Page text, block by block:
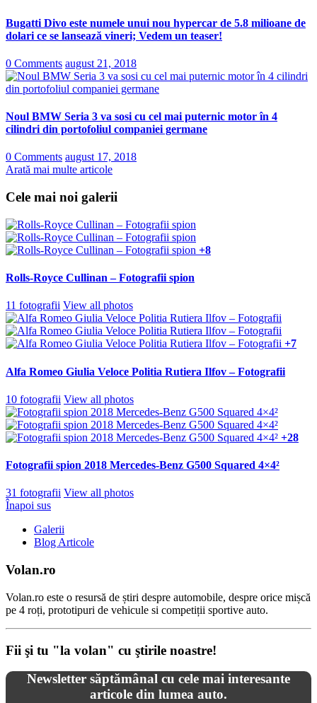
Bugatti Divo este numele unui nou hypercar de 5.8 milioane de
dolari ce se lansează vineri; Vedem un teaser!
0 Comments august 21, 2018
Noul BMW Seria 3 va sosi cu cel mai puternic motor în 4
cilindri din portofoliul companiei germane
0 Comments august 17, 2018
Arată mai multe articole
Cele mai noi galerii
+8
Rolls-Royce Cullinan – Fotografii spion
11 fotografii View all photos
+7
Alfa Romeo Giulia Veloce Politia Rutiera Ilfov – Fotografii
10 fotografii View all photos
+28
Fotografii spion 2018 Mercedes-Benz G500 Squared 4×4²
31 fotografii View all photos
Înapoi sus
Galerii
Blog Articole
Volan.ro
Volan.ro este o resursă de știri despre automobile, despre orice mișcă
pe 4 roți, prototipuri de vehicule si competiții sportive auto.
Fii şi tu "la volan" cu ştirile noastre!
Newsletter săptămânal cu cele mai interesante
articole din lumea auto.